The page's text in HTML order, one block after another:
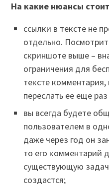
На какие нюансы
ссылки в тексте не
отдельно.
скриншоте выше –
ограничения для
тексте
переслать ее еще
вы всегда будете
пользователем в
даже через год он
то его комментарий
существующую
создастся;